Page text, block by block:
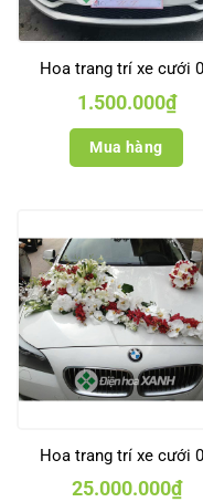
Hoa trang trí xe cưới
1.500.000₫
Mua hàng
Hoa trang trí xe cưới
25.000.000₫